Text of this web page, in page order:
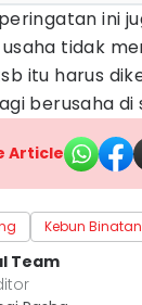
ini
tidak
itu harus
berusaha di
Article
Kebun
Team